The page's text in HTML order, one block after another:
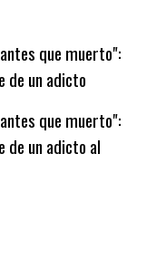
que muerto":
de un adicto
que muerto":
de un adicto al